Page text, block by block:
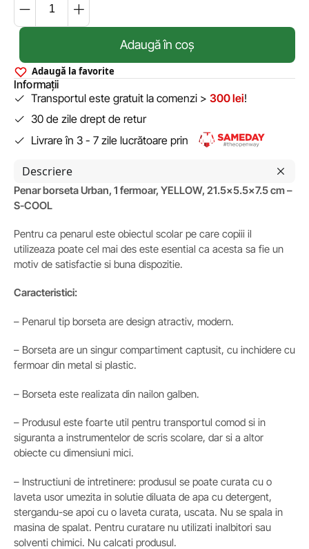
Adaugă în coș
Adaugă la favorite
Informații
Transportul este gratuit la comenzi > 300 lei!
30 de zile drept de retur
Livrare în 3 - 7 zile lucrătoare prin
Descriere
Penar borseta Urban, 1 fermoar, YELLOW, 21.5×5.5×7.5 cm –
S-COOL
Pentru ca penarul este obiectul scolar pe care copiii il
utilizeaza poate cel mai des este esential ca acesta sa fie un
motiv de satisfactie si buna dispozitie.
Caracteristici:
– Penarul tip borseta are design atractiv, modern.
– Borseta are un singur compartiment captusit, cu inchidere cu
fermoar din metal si plastic.
– Borseta este realizata din nailon galben.
– Produsul este foarte util pentru transportul comod si in
siguranta a instrumentelor de scris scolare, dar si a altor
obiecte cu dimensiuni mici.
– Instructiuni de intretinere: produsul se poate curata cu o
laveta usor umezita in solutie diluata de apa cu detergent,
stergandu-se apoi cu o laveta curata, uscata. Nu se spala in
masina de spalat. Pentru curatare nu utilizati inalbitori sau
solventi chimici. Nu calcati produsul.